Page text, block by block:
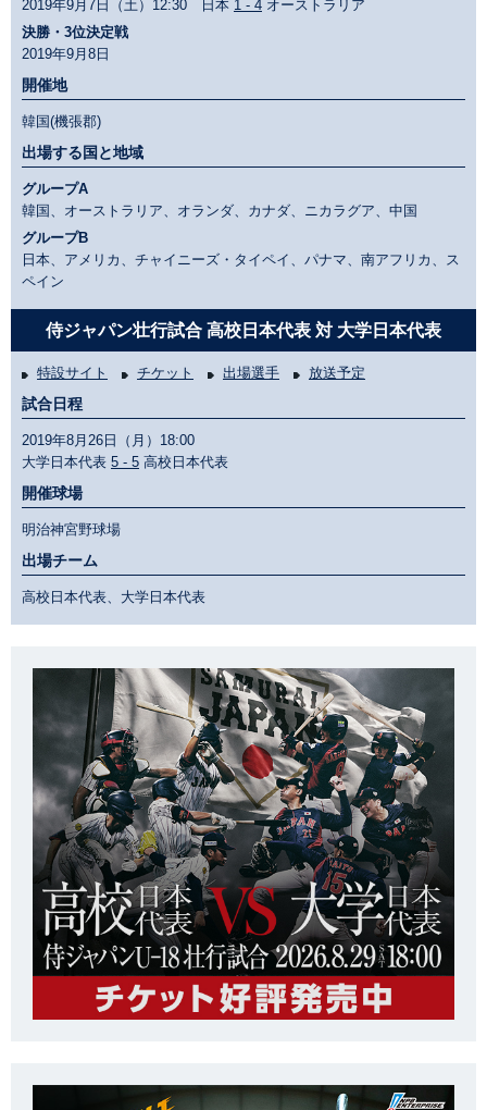
2019年9月7日（土）12:30 日本 1 - 4 オーストラリア
決勝・3位決定戦
2019年9月8日
開催地
韓国(機張郡)
出場する国と地域
グループA
韓国、オーストラリア、オランダ、カナダ、ニカラグア、中国
グループB
日本、アメリカ、チャイニーズ・タイペイ、パナマ、南アフリカ、ス
ペイン
侍ジャパン壮行試合 高校日本代表 対 大学日本代表
特設サイト チケット 出場選手 放送予定
試合日程
2019年8月26日（月）18:00
大学日本代表 5 - 5 高校日本代表
開催球場
明治神宮野球場
出場チーム
高校日本代表、大学日本代表